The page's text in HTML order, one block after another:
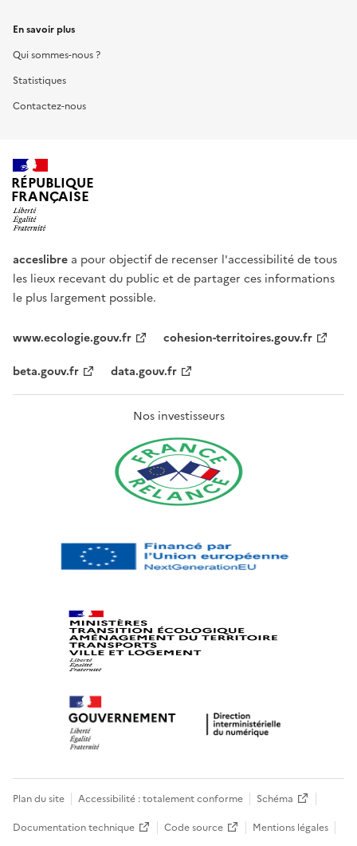
En savoir plus
Qui sommes-nous ?
Statistiques
Contactez-nous
RÉPUBLIQUE
FRANÇAISE
acceslibre a pour objectif de recenser l'accessibilité de tous
les lieux recevant du public et de partager ces informations
le plus largement possible.
www.ecologie.gouv.fr
cohesion-territoires.gouv.fr
beta.gouv.fr
data.gouv.fr
Nos investisseurs
Plan du site Accessibilité : totalement conforme
Schéma
Documentation technique
Code source Mentions légales